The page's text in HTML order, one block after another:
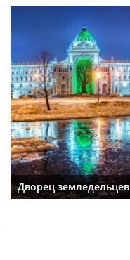
Дворец земледельцев